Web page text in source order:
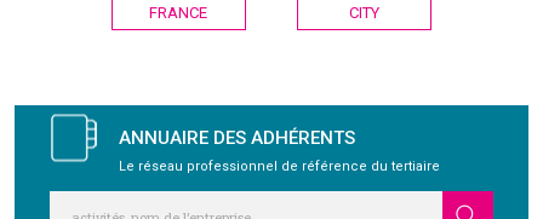
l’article
FRANCE
CITY
ANNUAIRE DES ADHÉRENTS
Le réseau professionnel de référence du tertiaire